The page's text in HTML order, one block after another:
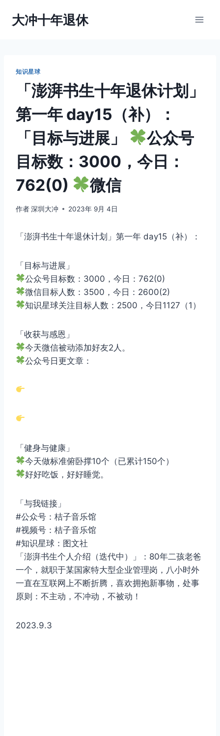
大冲十年退休
知识星球
「澎湃书生十年退休计划」
第一年 day15（补）：
「目标与进展」
公众号
目标数：3000，今日：
762(0)
微信
作者深圳大冲 2023年 9月 4日
「澎湃书生十年退休计划」第一年 day15（补）：
「目标与进展」
公众号目标数：3000，今日：762(0)
微信目标人数：3500，今日：2600(2)
知识星球关注目标人数：2500，今日1127（1）
「收获与感恩」
今天微信被动添加好友2人。
公众号日更文章：
「健身与健康」
今天做标准俯卧撑10个（已累计150个）
好好吃饭，好好睡觉。
「与我链接」
#公众号：桔子音乐馆
#视频号：桔子音乐馆
#知识星球：图文社
「澎湃书生个人介绍（迭代中）」：80年二孩老爸
一个，就职于某国家特大型企业管理岗，八小时外
一直在互联网上不断折腾，喜欢拥抱新事物，处事
原则：不主动，不冲动，不被动！
2023.9.3